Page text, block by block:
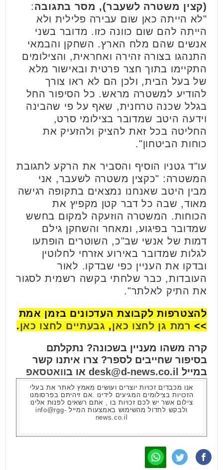
(קצין משטרה לשעבר), מסר בתגובה:
"לא הייתה כאן שום עבירה פלילית ולא
הייתה להם שום כוונה כזו. מדובר בשני
אנשים שהם מלח הארץ. השחקן והבמאי
התנהגו בצורה זהירה ואחראית, והצילומים
התקיימו בתוך חצר פרטית ובאישור מלא
של בעל הבית, ולכן הם לא ראו צורך
להודיע למשטרה מראש. כל הסיפור החל
בגלל שכנה טרחנית, שאף על פי שהבינה
וידעה היטב שמדובר בצילומי סרט,
החליטה בכל זאת להציק ולהזעיק את
כוחות הביטחון".
עו"ד גטניו הוסיף והסביר את הרקע לתגובת
המשטרה: "כקצין משטרה לשעבר, אני
מבין היטב שאנחנו נמצאים בתקופה רגישה
מאוד, שבה כל דבר קטן מקפיץ את
הכוחות. המשטרה הוזעקה למקום בחשש
שמדובר בפיגוע, ומאחר והשחקן גילם
דמות של אנשי שב"כ, השוטרים הופתעו
לגלות שמדובר באירוע אזרחי לחלוטין
ובדקו את העניין כפי שבדקו. לאור
העובדות, כבר שלחתי בקשה רשמית לסגור
את התיק לאלתר".
להצטרפות לקבוצת העדכונים בזמן אמת
>> רמת גן לחצו כאן, גבעתיים לחצו כאן.
קרה משהו מעניין בשכונה? נתקלתם
בסיפור שחייבים לספר? צרו איתנו קשר
במייל desk@d-news.co.il או בוואטסאפ
אנו מכבדים זכויות יוצרים ועושים מאמץ לאתר את בעלי
הזכויות בצילומים המגיעים לידינו .אם זיהיתם בפרסומנו
צילום אשר יש לכם זכויות בו , אתם רשאים לפנות אלינו
ולבקש לחדול מהשימוש באמצעות המייל info@rgg-
news.co.il